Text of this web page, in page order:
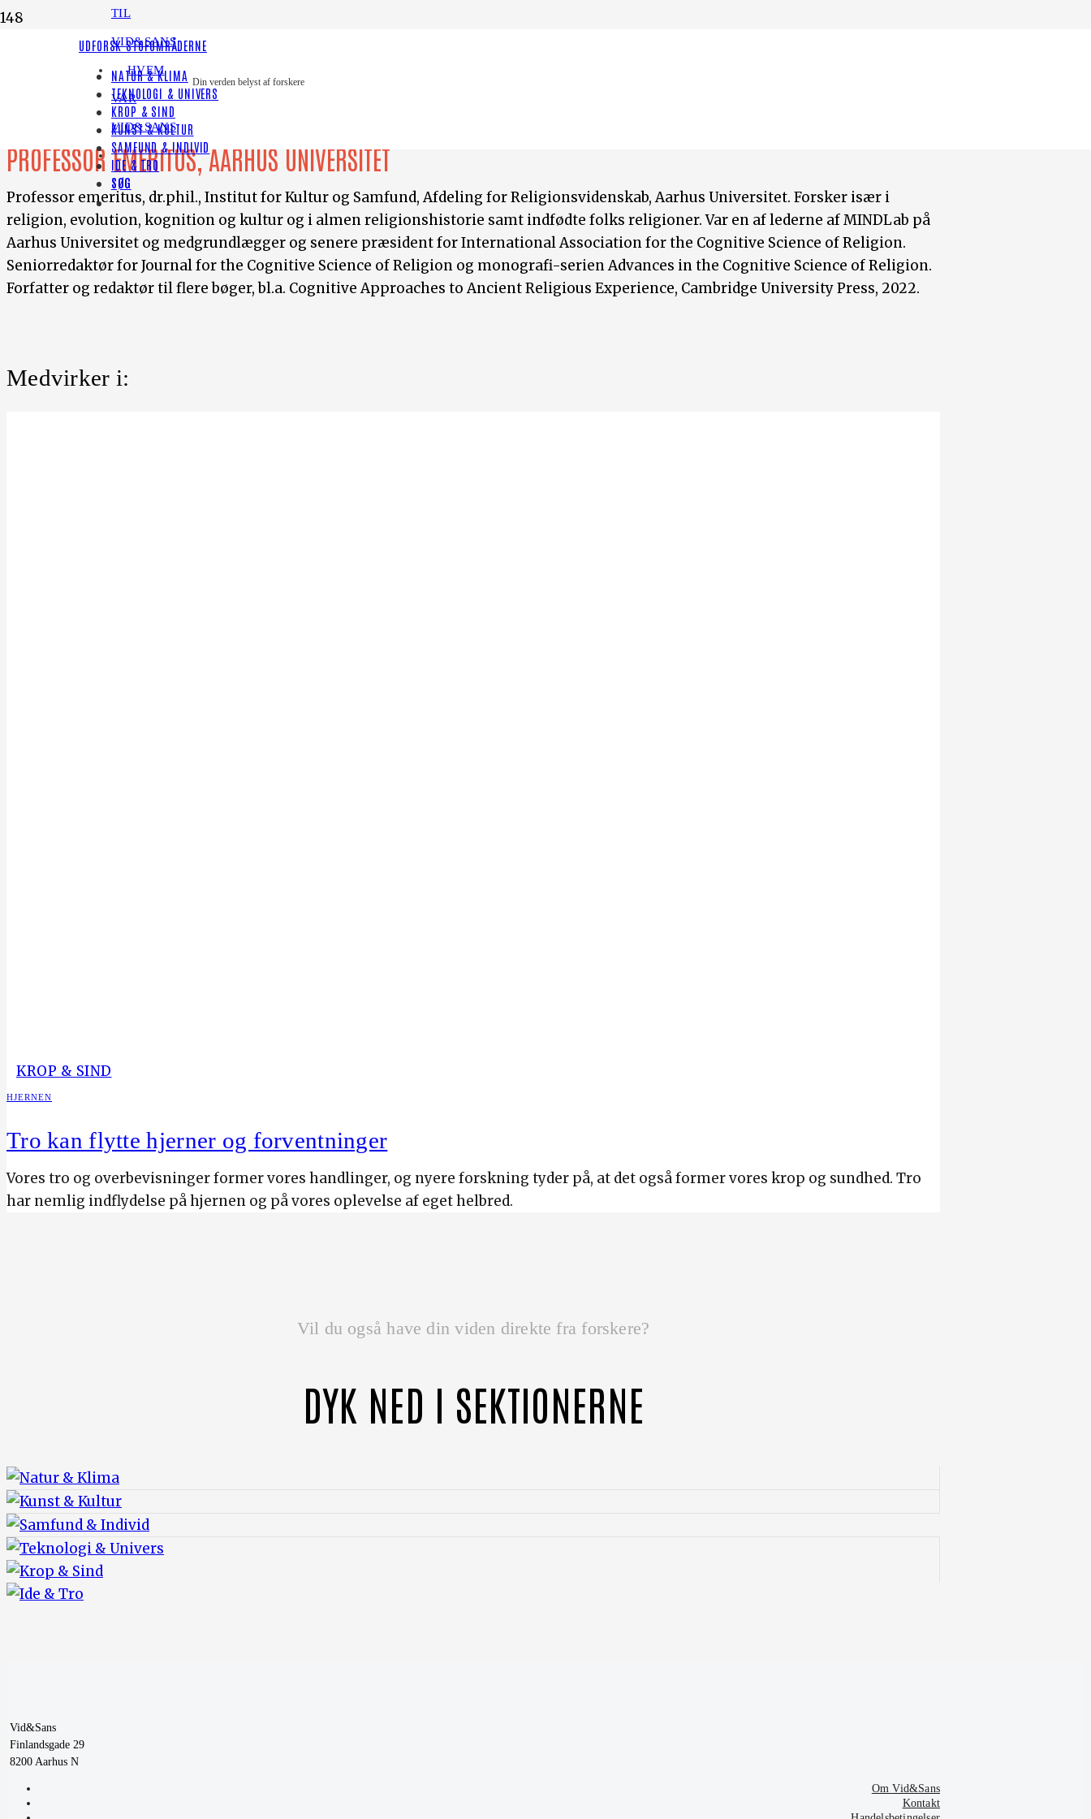
TIL
VID&SANS
HVEM
VAR
VID&SANS
Din verden belyst af forskere
UDFORSK STOFOMRÅDERNE
NATUR & KLIMA
TEKNOLOGI & UNIVERS
KROP & SIND
KUNST & KULTUR
SAMFUND & INDIVID
IDE & TRO
SØG
Armin W. Geertz
PROFESSOR EMERITUS, AARHUS UNIVERSITET
Professor emeritus, dr.phil., Institut for Kultur og Samfund, Afdeling for Religionsvidenskab, Aarhus Universitet. Forsker især i
religion, evolution, kognition og kultur og i almen religionshistorie samt indfødte folks religioner. Var en af lederne af MINDLab på
Aarhus Universitet og medgrundlægger og senere præsident for International Association for the Cognitive Science of Religion.
Seniorredaktør for Journal for the Cognitive Science of Religion og monografi-serien Advances in the Cognitive Science of Religion.
Forfatter og redaktør til flere bøger, bl.a. Cognitive Approaches to Ancient Religious Experience, Cambridge University Press, 2022.
Medvirker i:
KROP & SIND
HJERNEN
Tro kan flytte hjerner og forventninger
Vores tro og overbevisninger former vores handlinger, og nyere forskning tyder på, at det også former vores krop og sundhed. Tro
har nemlig indflydelse på hjernen og på vores oplevelse af eget helbred.
Vil du også have din viden direkte fra forskere?
DYK NED I SEKTIONERNE
Vid&Sans
Finlandsgade 29
8200 Aarhus N
Om Vid&Sans
Kontakt